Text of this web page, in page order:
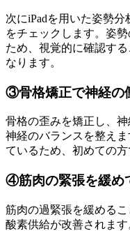
次にiPadを用いた姿勢
をチェックします。姿
ため、視覚的に確認す
なります。
③骨格矯正で神経の
骨格の歪みを矯正し、
神経のバランスを整え
ているため、初めての方
④筋肉の緊張を緩め
筋肉の過緊張を緩める
酸素供給が改善されま